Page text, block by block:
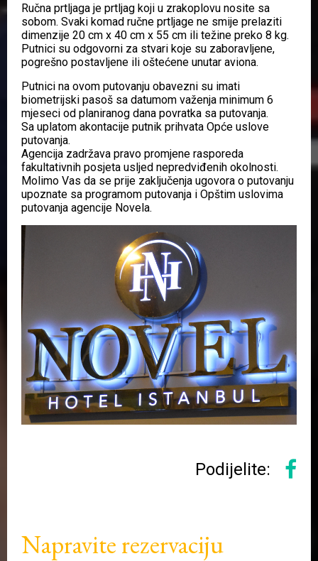
Ručna prtljaga je prtljag koji u zrakoplovu nosite sa
sobom. Svaki komad ručne prtljage ne smije prelaziti
dimenzije 20 cm x 40 cm x 55 cm ili težine preko 8 kg.
Putnici su odgovorni za stvari koje su zaboravljene,
pogrešno postavljene ili oštećene unutar aviona.
Putnici na ovom putovanju obavezni su imati
biometrijski pasoš sa datumom važenja minimum 6
mjeseci od planiranog dana povratka sa putovanja.
Sa uplatom akontacije putnik prihvata Opće uslove
putovanja.
Agencija zadržava pravo promjene rasporeda
fakultativnih posjeta usljed nepredviđenih okolnosti.
Molimo Vas da se prije zaključenja ugovora o putovanju
upoznate sa programom putovanja i Opštim uslovima
putovanja agencije Novela.
Podijelite:
Napravite rezervaciju